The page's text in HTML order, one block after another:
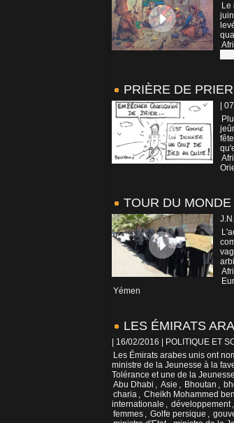
Le
PRIÈRE DE
|
TOUR DU
Yémen
LES ÉMIRATS
| 16/02/2016
POLITIQUE ET
Les Émirats arabes unis ont
ministre de la Jeunesse à la
Tolérance et une de la
Abu Dhabi , Asie , Bhoutan ,
charia , Cheikh Mohammed
internationale , développement ,
femmes , Golfe persique ,